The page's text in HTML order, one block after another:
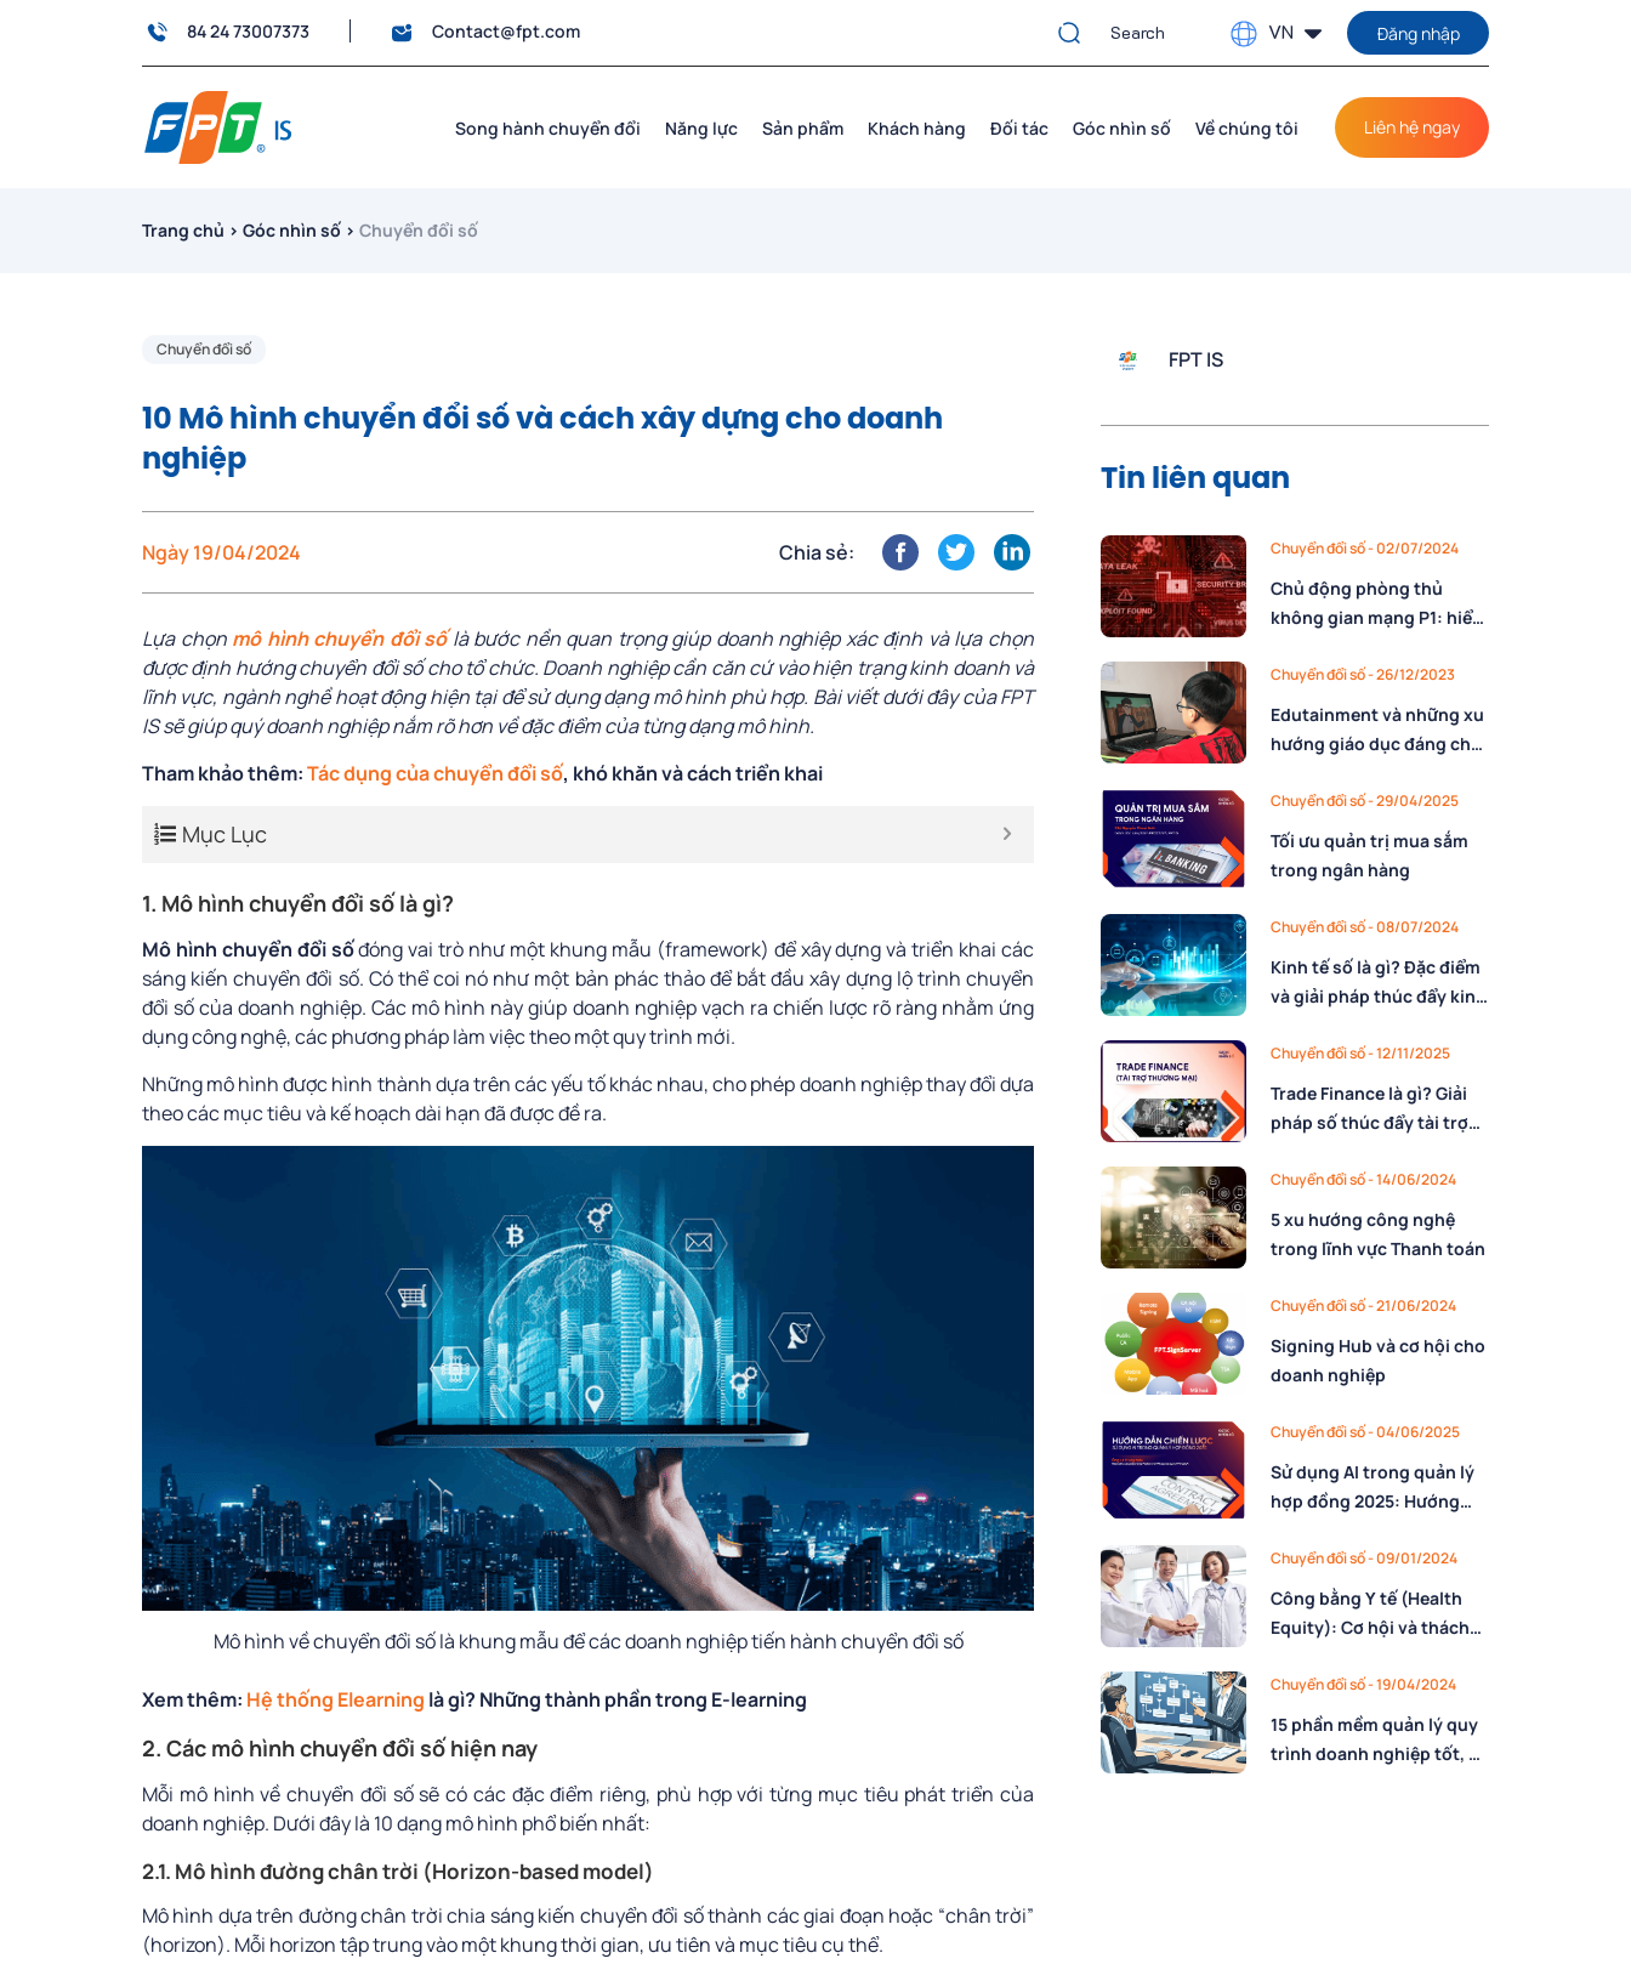
84 24 73007373 Contact@fpt.com VN Đăng nhập
Song hành chuyển đổi Năng lực Sản phẩm Khách hàng Đối tác Góc nhìn số Về chúng tôi Liên hệ ngay
Trang chủ › Góc nhìn số › Chuyển đổi số
Chuyển đổi số
10 Mô hình chuyển đổi số và cách xây dựng cho doanh
nghiệp
Ngày 19/04/2024 Chia sẻ:
Lựa chọn mô hình chuyển đổi sốlà bước nền quan trọng giúp doanh nghiệp xác định và lựa chọn
được định hướng chuyển đổi số cho tổ chức. Doanh nghiệp cần căn cứ vào hiện trạng kinh doanh và
lĩnh vực, ngành nghề hoạt động hiện tại để sử dụng dạng mô hình phù hợp. Bài viết dưới đây của FPT
IS sẽ giúp quý doanh nghiệp nắm rõ hơn về đặc điểm của từng dạng mô hình.
Tham khảo thêm:Tác dụng của chuyển đổi số, khó khăn và cách triển khai
Mục Lục
1. Mô hình chuyển đổi số là gì?
Mô hình chuyển đổi sốđóng vai trò như một khung mẫu (framework) để xây dựng và triển khai các
sáng kiến chuyển đổi số. Có thể coi nó như một bản phác thảo để bắt đầu xây dựng lộ trình chuyển
đổi số của doanh nghiệp. Các mô hình này giúp doanh nghiệp vạch ra chiến lược rõ ràng nhằm ứng
dụng công nghệ, các phương pháp làm việc theo một quy trình mới.
Những mô hình được hình thành dựa trên các yếu tố khác nhau, cho phép doanh nghiệp thay đổi dựa
theo các mục tiêu và kế hoạch dài hạn đã được đề ra.
Mô hình về chuyển đổi số là khung mẫu để các doanh nghiệp tiến hành chuyển đổi số
Xem thêm: Hệ thống Elearning là gì? Những thành phần trong E-learning
2. Các mô hình chuyển đổi số hiện nay
Mỗi mô hình về chuyển đổi số sẽ có các đặc điểm riêng, phù hợp với từng mục tiêu phát triển của
doanh nghiệp. Dưới đây là 10 dạng mô hình phổ biến nhất:
2.1. Mô hình đường chân trời (Horizon-based model)
Mô hình dựa trên đường chân trời chia sáng kiến chuyển đổi số thành các giai đoạn hoặc “chân trời”
(horizon). Mỗi horizon tập trung vào một khung thời gian, ưu tiên và mục tiêu cụ thể.
FPT IS
Tin liên quan
Chuyển đổi số - 02/07/2024
Chủ động phòng thủ
không gian mạng P1: hiểu
Chuyển đổi số - 26/12/2023
Edutainment và những xu
hướng giáo dục đáng chú
Chuyển đổi số - 29/04/2025
Tối ưu quản trị mua sắm
trong ngân hàng
Chuyển đổi số - 08/07/2024
Kinh tế số là gì? Đặc điểm
và giải pháp thúc đẩy kinh
Chuyển đổi số - 12/11/2025
Trade Finance là gì? Giải
pháp số thúc đẩy tài trợ
Chuyển đổi số - 14/06/2024
5 xu hướng công nghệ
trong lĩnh vực Thanh toán
Chuyển đổi số - 21/06/2024
Signing Hub và cơ hội cho
doanh nghiệp
Chuyển đổi số - 04/06/2025
Sử dụng AI trong quản lý
hợp đồng 2025: Hướng
Chuyển đổi số - 09/01/2024
Công bằng Y tế (Health
Equity): Cơ hội và thách
trong Y tế
Chuyển đổi số - 19/04/2024
15 phần mềm quản lý quy
trình doanh nghiệp tốt, dễ